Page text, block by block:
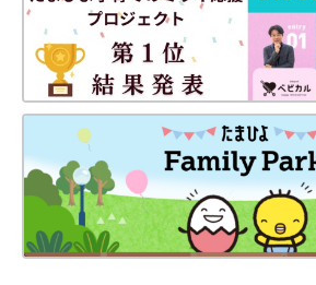
きれいめコーデにもマッチするとのこと
ル”も気になっているんだとか。軽くてあ
お気に入りのようですよ♪
今年の冬はGUで！
素材♪」「おなかと
おすすめアイテム4選
冷えが強くなり、子ど
アイテムが必要となっ
は、おなかと足元をし
イテムを多く展開して
見た目も可愛らしいも
GUの小物類は、可愛くてお値段も手頃な